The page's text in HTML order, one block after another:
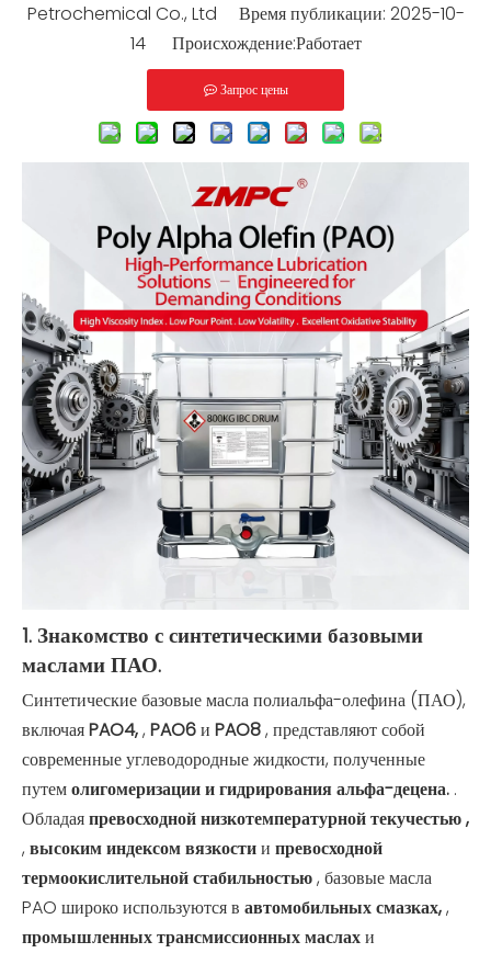
Petrochemical Co., Ltd Время публикации: 2025-10-
14 Происхождение:Работает
Запрос цены
1. Знакомство с синтетическими базовыми
маслами ПАО.
Синтетические базовые масла полиальфа-олефина (ПАО),
включаяPAO4,, PAO6и PAO8, представляют собой
современные углеводородные жидкости, полученные
путемолигомеризации и гидрирования альфа-децена. .
Обладаяпревосходной низкотемпературной текучестью ,
, высоким индексом вязкостии превосходной
термоокислительной стабильностью, базовые масла
PAO широко используются в автомобильных смазках,,
промышленных трансмиссионных маслахи